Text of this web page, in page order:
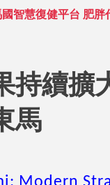
智慧復健平台 肥
持續擴
馬